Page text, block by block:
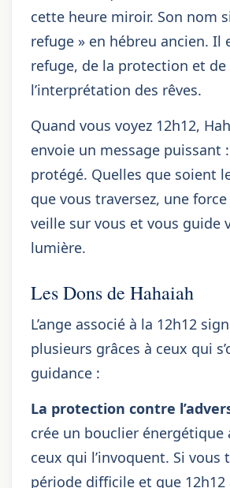
cette heure miroir. Son nom
refuge » en hébreu ancien. Il
refuge, de la protection et de
l’interprétation des rêves.
Quand vous voyez 12h12,
envoie un message puissant
protégé. Quelles que soient
que vous traversez, une
veille sur vous et vous guide
lumière.
Les Dons de Hahaiah
L’ange associé à la 12h12
plusieurs grâces à ceux qui
guidance :
La protection contre
crée un bouclier énergétique
ceux qui l’invoquent. Si vous
période difficile et que 12h12